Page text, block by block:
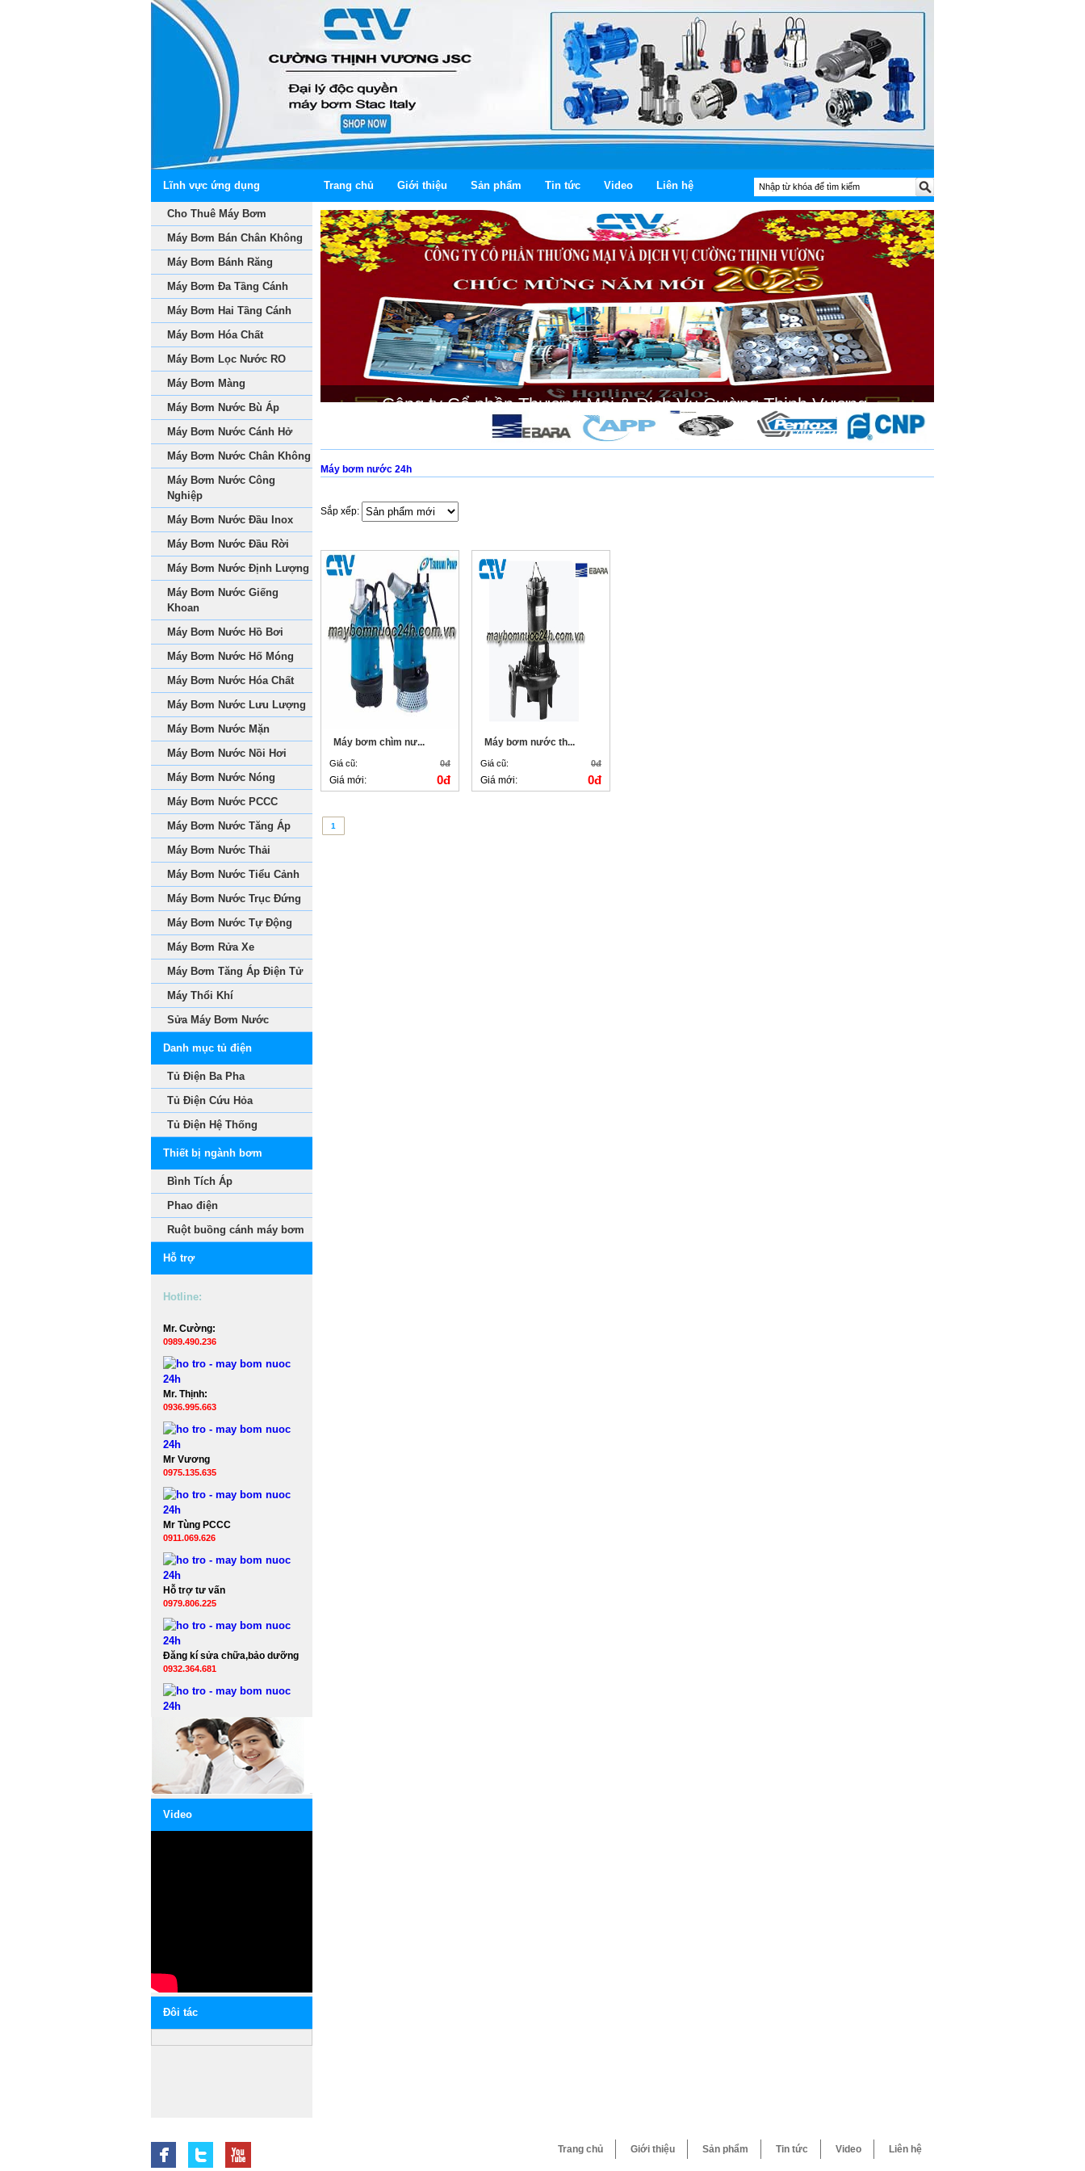
Lĩnh vực ứng dụng Trang chủ Giới thiệu Sản phẩm Tin tức Video Liên hệ
Cho Thuê Máy Bơm
Máy Bơm Bán Chân Không
Máy Bơm Bánh Răng
Máy Bơm Đa Tầng Cánh
Máy Bơm Hai Tầng Cánh
Máy Bơm Hóa Chất
Máy Bơm Lọc Nước RO
Máy Bơm Màng
Máy Bơm Nước Bù Áp
Máy Bơm Nước Cánh Hở
Máy Bơm Nước Chân Không
Máy Bơm Nước Công
Nghiệp
Máy Bơm Nước Đầu Inox
Máy Bơm Nước Đầu Rời
Máy Bơm Nước Định Lượng
Máy Bơm Nước Giếng
Khoan
Máy Bơm Nước Hồ Bơi
Máy Bơm Nước Hố Móng
Máy Bơm Nước Hóa Chất
Máy Bơm Nước Lưu Lượng
Máy Bơm Nước Mặn
Máy Bơm Nước Nồi Hơi
Máy Bơm Nước Nóng
Máy Bơm Nước PCCC
Máy Bơm Nước Tăng Áp
Máy Bơm Nước Thải
Máy Bơm Nước Tiểu Cảnh
Máy Bơm Nước Trục Đứng
Máy Bơm Nước Tự Động
Máy Bơm Rửa Xe
Máy Bơm Tăng Áp Điện Tử
Máy Thổi Khí
Sửa Máy Bơm Nước
Danh mục tủ điện
Tủ Điện Ba Pha
Tủ Điện Cứu Hỏa
Tủ Điện Hệ Thống
Thiết bị ngành bơm
Bình Tích Áp
Phao điện
Ruột buồng cánh máy bơm
Hỗ trợ
Hotline:
Mr. Cường:
0989.490.236
Mr. Thịnh:
0936.995.663
Mr Vương
0975.135.635
Mr Tùng PCCC
0911.069.626
Hỗ trợ tư vấn
0979.806.225
Đăng kí sửa chữa,bảo dưỡng
0932.364.681
Video
Ðôi tác
Công ty Cổ phần Thương Mại & Dịch Vụ Cường Thịnh Vương.
Máy bơm nước 24h
Sắp xếp:
Máy bơm chìm nư...
Giá cũ: 0đ
Giá mới: 0đ
Máy bơm nước th...
Giá cũ: 0đ
Giá mới: 0đ
1
Trang chủ Giới thiệu Sản phẩm Tin tức Video Liên hệ